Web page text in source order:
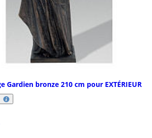
Gardien bronze 210 cm pour EXTÉRIEUR